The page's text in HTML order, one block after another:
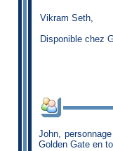
Vikram Seth,
Disponible chez
John,
Golden Gate en